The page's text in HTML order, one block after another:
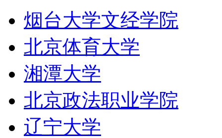
烟台大学文经学院
北京体育大学
湘潭大学
北京政法职业学院
辽宁大学